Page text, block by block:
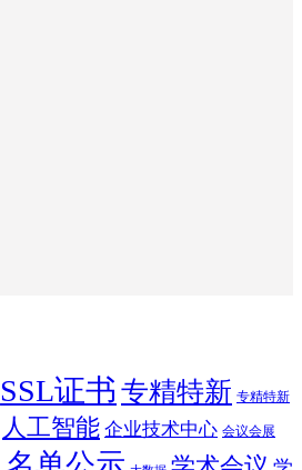
SSL证书 专精特新 专精特新
人工智能 企业技术中心 会议会展